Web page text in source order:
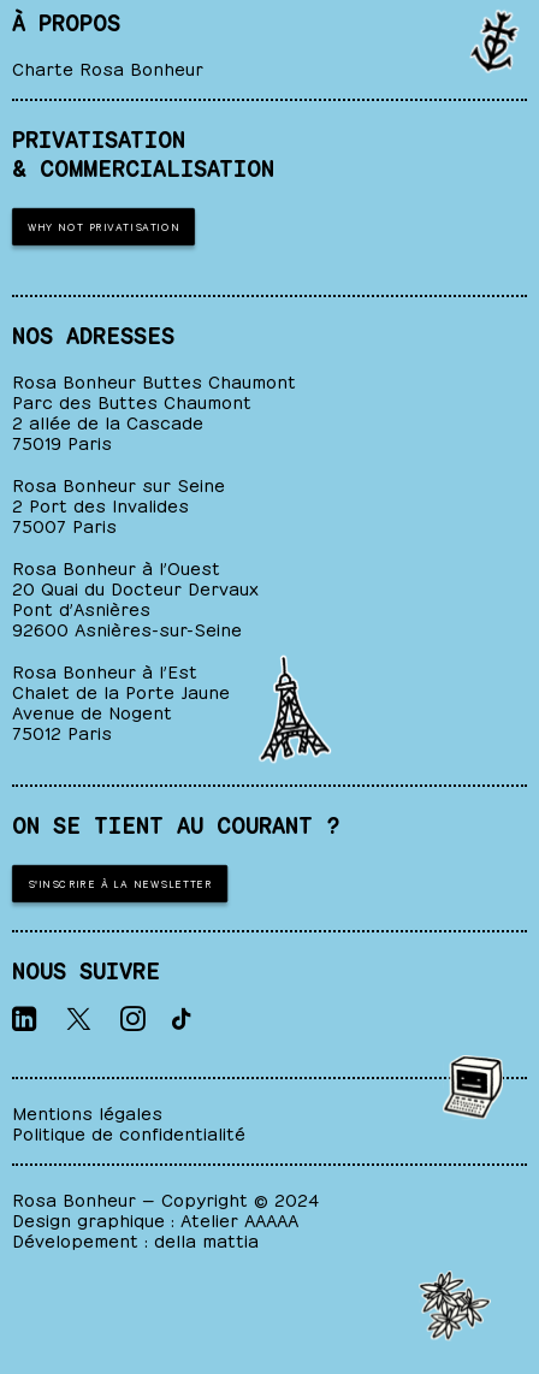
À PROPOS
Charte Rosa Bonheur
PRIVATISATION
& COMMERCIALISATION
WHY NOT PRIVATISATION
NOS ADRESSES
Rosa Bonheur Buttes Chaumont
Parc des Buttes Chaumont
2 allée de la Cascade
75019 Paris
Rosa Bonheur sur Seine
2 Port des Invalides
75007 Paris
Rosa Bonheur à l’Ouest
20 Quai du Docteur Dervaux
Pont d’Asnières
92600 Asnières-sur-Seine
Rosa Bonheur à l’Est
Chalet de la Porte Jaune
Avenue de Nogent
75012 Paris
ON SE TIENT AU COURANT ?
S'INSCRIRE À LA NEWSLETTER
NOUS SUIVRE
Mentions légales
Politique de confidentialité
Rosa Bonheur — Copyright © 2024
Design graphique : Atelier AAAAA
Dévelopement : della mattia